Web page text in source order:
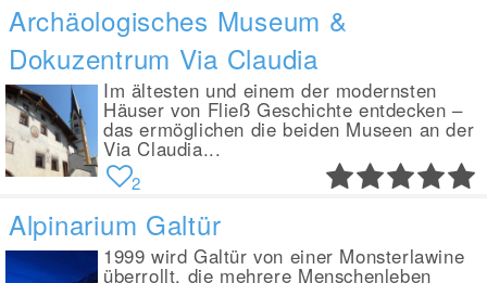
Archäologisches Museum &
Dokuzentrum Via Claudia
Im ältesten und einem der modernsten
Häuser von Fließ Geschichte entdecken –
das ermöglichen die beiden Museen an der
Via Claudia...
2
Alpinarium Galtür
1999 wird Galtür von einer Monsterlawine
überrollt, die mehrere Menschenleben